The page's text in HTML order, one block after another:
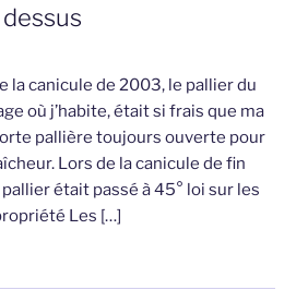
la canicule de 2003, le pallier du
où j’habite, était si frais que ma
pallière toujours ouverte pour
Lors de la canicule de fin
était passé à 45° loi sur les
Les […]